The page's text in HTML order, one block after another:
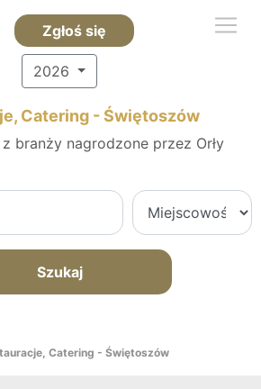
Zgłoś się
2026
Catering - Świętoszów
branży nagrodzone przez Orły
Szukaj
Catering - Świętoszów